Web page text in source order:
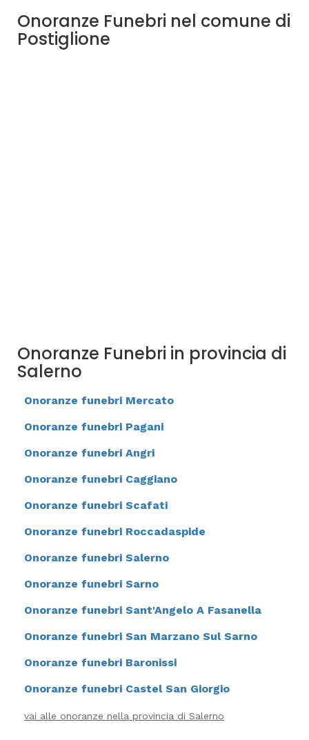
Onoranze Funebri nel comune di
Postiglione
Onoranze Funebri in provincia di
Salerno
Onoranze funebri Mercato
Onoranze funebri Pagani
Onoranze funebri Angri
Onoranze funebri Caggiano
Onoranze funebri Scafati
Onoranze funebri Roccadaspide
Onoranze funebri Salerno
Onoranze funebri Sarno
Onoranze funebri Sant'Angelo A Fasanella
Onoranze funebri San Marzano Sul Sarno
Onoranze funebri Baronissi
Onoranze funebri Castel San Giorgio
vai alle onoranze nella provincia di Salerno